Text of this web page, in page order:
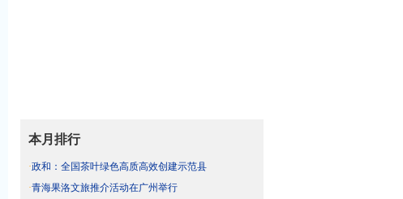
本月排行
·政和：全国茶叶绿色高质高效创建示范县
·青海果洛文旅推介活动在广州举行